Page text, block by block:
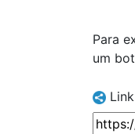
Para
um